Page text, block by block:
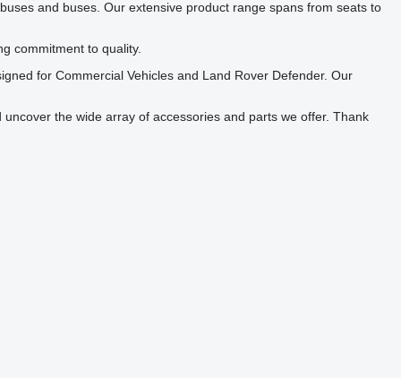
and buses. Our extensive product range spans from seats to
commitment to quality.
for Commercial Vehicles and Land Rover Defender. Our
the wide array of accessories and parts we offer. Thank